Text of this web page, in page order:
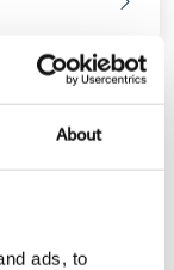
About
ads, to
over